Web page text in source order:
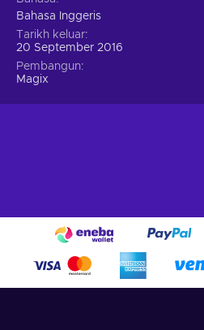
Bahasa Inggeris
Tarikh keluar
20 September 2016
Pembangun
Magix